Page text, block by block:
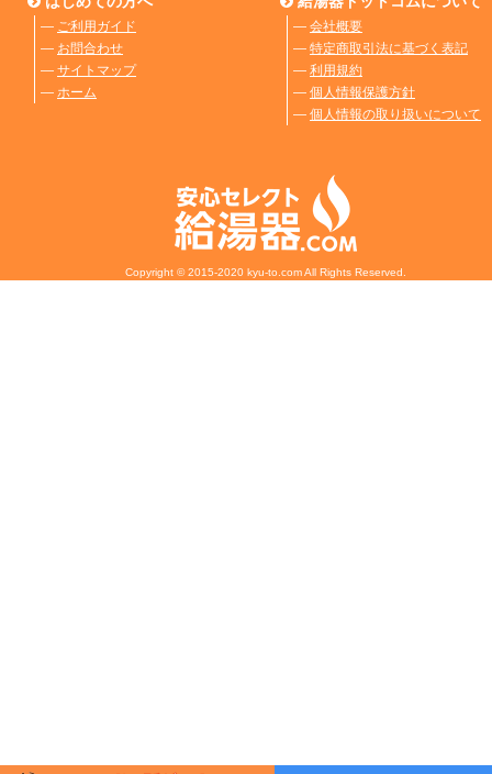
― ご利用ガイド
― お問合わせ
― サイトマップ
― ホーム
― 会社概要
― 特定商取引法に基づく表記
― 利用規約
― 個人情報保護方針
― 個人情報の取り扱いについて
Copyright © 2015-2020 kyu-to.com All Rights Reserved.